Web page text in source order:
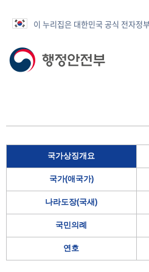
이 누리집은 대한민국 공식 전자정
국가상징개요
국가(애국가)
나라도장(국새)
국민의례
연호